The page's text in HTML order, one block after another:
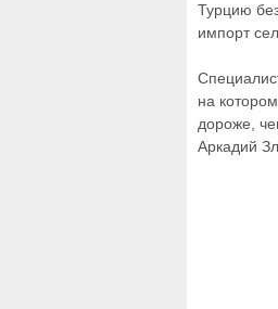
Турцию
импорт
на
дороже,
Аркадий